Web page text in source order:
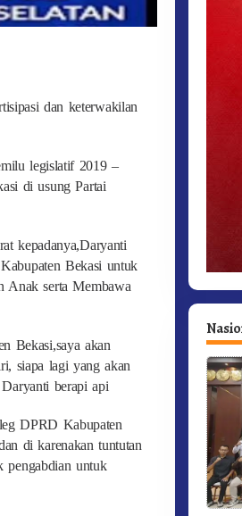
dan keterwakilan
legislatif 2019 –
di usung Partai
kepadanya,Daryanti
Bekasi untuk
Anak serta Membawa
Bekasi,saya akan
siapa lagi yang akan
berapi api
DPRD Kabupaten
di karenakan tuntutan
pengabdian untuk